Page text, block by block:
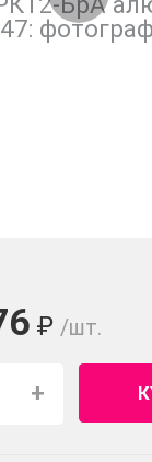
₽ /шт.
+